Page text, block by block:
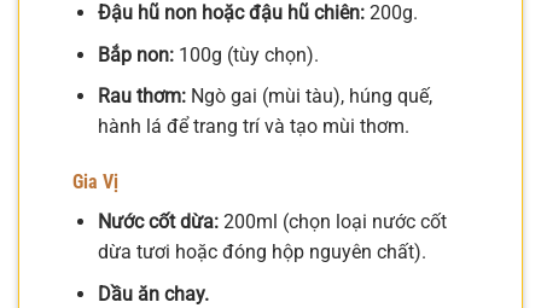
Đậu hũ non hoặc đậu hũ chiên:200g.
Bắp non:100g (tùy chọn).
Rau thơm:Ngò gai (mùi tàu), húng quế,
hành lá để trang trí và tạo mùi thơm.
Gia Vị
Nước cốt dừa:200ml (chọn loại nước cốt
dừa tươi hoặc đóng hộp nguyên chất).
Dầu ăn chay.